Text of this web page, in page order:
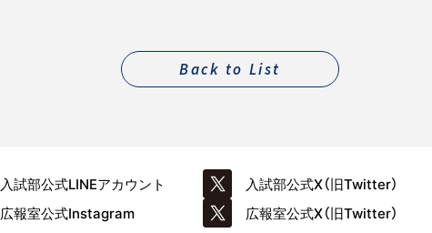
Back to List
入試部公式LINEアカウント 入試部公式X（旧Twitter）
広報室公式Instagram 広報室公式X（旧Twitter）